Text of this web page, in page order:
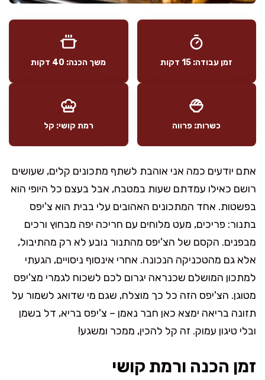
זמן עבודה: 15 דקות משך הכנה: 40 דקות
כשרות: פרווה רמת קושי: קל
אתם יודעים כמה אני אוהבת לשתף מתכונים קלים, שעושים
רושם כאילו עמדתם שעות במטבח, אבל בעצם כל היופי הוא
בפשטות. אחד המתכונים האהובים עלי בבית הוא צ'יפס
בתנור: פריכים, מעט מלוחים עם חריכה יפה מבחוץ ורכים
מבפנים. הקסם של הצ'יפס מהתנור נובע לא רק מהתיבול,
אלא גם מהטכניקה הנכונה. אחרי אינסוף ניסויים, הגעתי
למתכון המושלם שכנראה יגרום לכם לשכוח לגמרי מצ'יפס
מטוגן. הצ'יפס הזה כל כך מוצלח, שגם מי שדואג לשמור על
תזונה בריאה ימצא כאן חבר נאמן – צ'יפס בריא, דל בשמן
ובלי טיגון עמוק. זה קל להכין, ממכר ומשגע!
זמן הכנה ורמת קושי